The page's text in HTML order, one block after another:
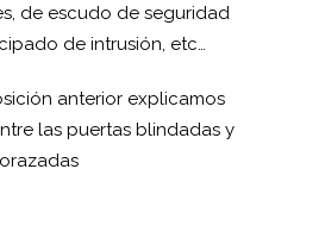
de escudo de seguridad
de intrusión, etc…
anterior explicamos
las puertas blindadas y